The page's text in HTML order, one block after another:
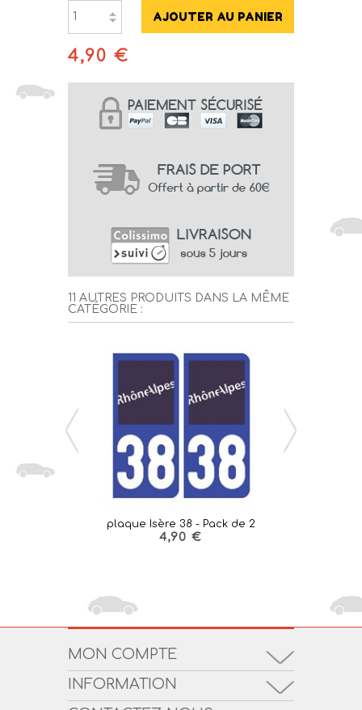
4,90 €
11 AUTRES PRODUITS DANS LA MÊME
CATÉGORIE :
plaque Isère 38 - Pack de 2
4,90 €
MON COMPTE
INFORMATION